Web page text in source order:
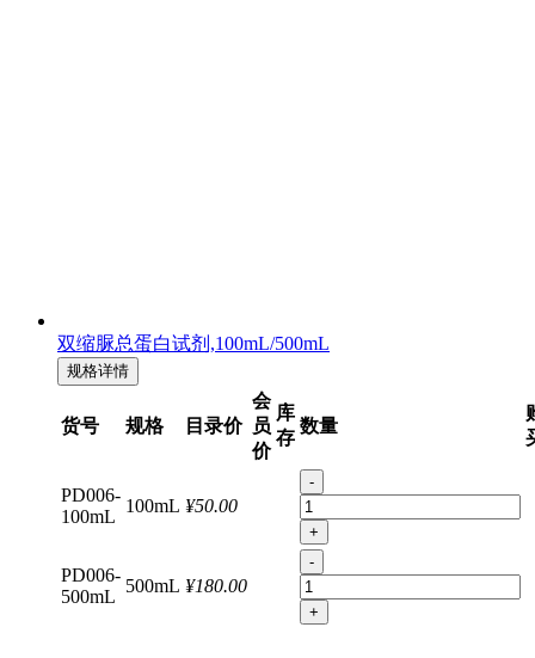
双缩脲总蛋白试剂,100mL/500mL
规格详情
货号 规格 目录价
会
员
价
库
存
数量
PD006-
100mL
100mL ¥50.00
-
+
PD006-
500mL
500mL ¥180.00
-
+